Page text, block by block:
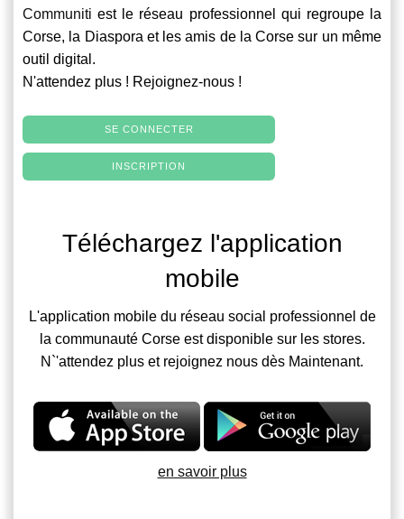
Communiti est le réseau professionnel qui regroupe la
Corse, la Diaspora et les amis de la Corse sur un même
outil digital.
N'attendez plus ! Rejoignez-nous !
SE CONNECTER
INSCRIPTION
Téléchargez l'application
mobile
L'application mobile du réseau social professionnel de
la communauté Corse est disponible sur les stores.
N`'attendez plus et rejoignez nous dès Maintenant.
en savoir plus